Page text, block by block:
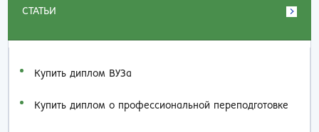
СТАТЬИ
Купить диплом ВУЗа
Купить диплом о профессиональной переподготовке